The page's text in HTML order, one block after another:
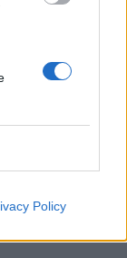
Policy
o mês